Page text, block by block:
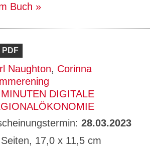
Buch
PDF
Naughton, Corinna
DIGITALE
28.03.2023
17,0 x 11,5 cm